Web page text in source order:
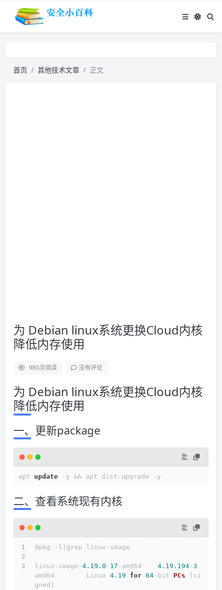
首页 其他技术文章 正文
为 Debian linux系统更换Cloud内核
降低内存使用
980次阅读 没有评论
为 Debian linux系统更换Cloud内核
降低内存使用
一、更新package
apt update - y && apt dist - upgrade -
二、查看系统现有内核
dpkg -l|grep linux-image
linux-image-4.19 .0 - 17 -amd64 4.19 .194-3
amd64        Linux 4.19 for 64-bit PCs
(si
gned)